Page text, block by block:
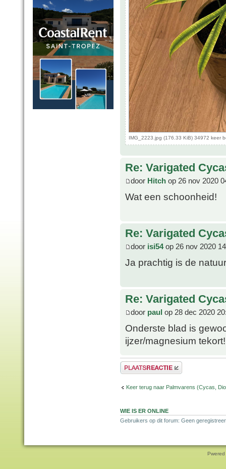
IMG_2223.jpg (176.33 KiB) 34972 keer
Re: Varigated
door Hitch op 26 nov 2020
Wat een schoonheid!
Re: Varigated
door isi54op 26 nov 2020
Ja prachtig is de
Re: Varigated
door paul op 28 dec 2020
Onderste blad is
ijzer/magnesium tekort!
Plaats een reactie
Keer terug naar Palmvarens (Cycas,
WIE IS ER ONLINE
Gebruikers op dit forum: Geen